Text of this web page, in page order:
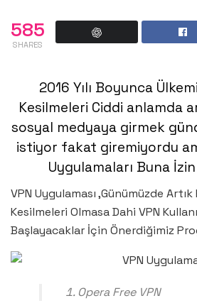
585
SHARES
2016 Yılı Boyunca
Kesilmeleri Ciddi anlamda
sosyal medyaya girmek
istiyor fakat giremiyordu
Uygulamaları Buna
VPN Uygulaması ,Günümüzde
Kesilmeleri Olmasa Dahi VPN
Başlayacaklar İçin Önerdiğimiz
Opera Free VPN